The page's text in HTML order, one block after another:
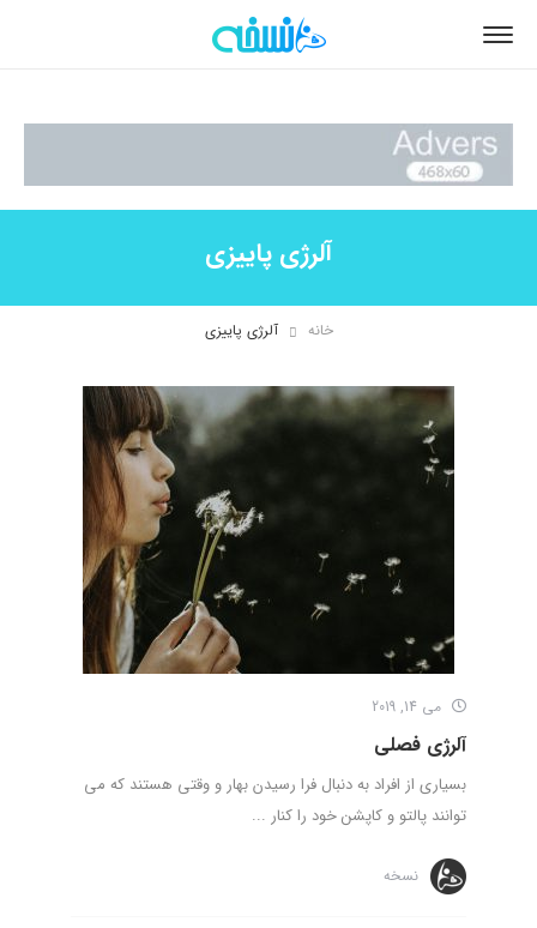
آلرژی پاییزی
خانه آلرژی پاییزی
می 14, 2019
آلرژی فصلی
بسیاری از افراد به دنبال فرا رسیدن بهار و وقتی هستند که می
توانند پالتو و کاپشن خود را کنار ...
نسخه